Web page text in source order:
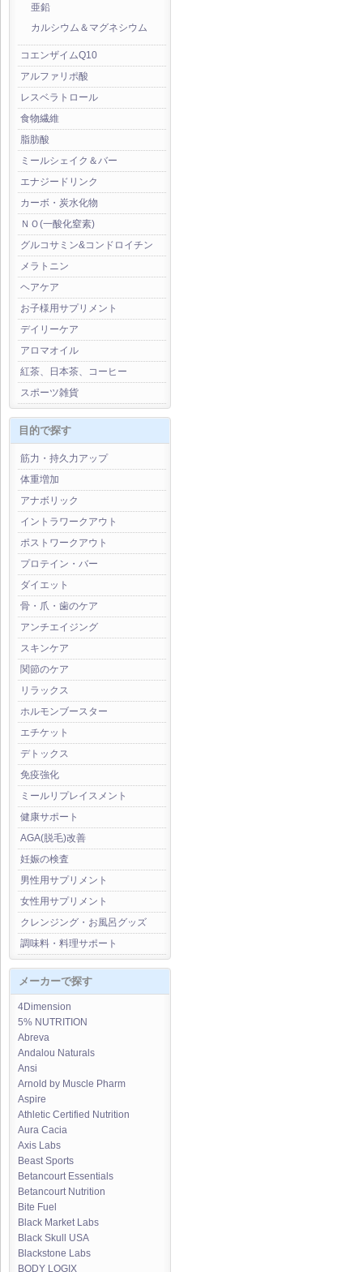
亜鉛
カルシウム＆マグネシウム
コエンザイムQ10
アルファリポ酸
レスベラトロール
食物繊維
脂肪酸
ミールシェイク＆バー
エナジードリンク
カーボ・炭水化物
ＮＯ(一酸化窒素)
グルコサミン&コンドロイチン
メラトニン
ヘアケア
お子様用サプリメント
デイリーケア
アロマオイル
紅茶、日本茶、コーヒー
スポーツ雑貨
目的で探す
筋力・持久力アップ
体重増加
アナボリック
イントラワークアウト
ポストワークアウト
プロテイン・バー
ダイエット
骨・爪・歯のケア
アンチエイジング
スキンケア
関節のケア
リラックス
ホルモンブースター
エチケット
デトックス
免疫強化
ミールリプレイスメント
健康サポート
AGA(脱毛)改善
妊娠の検査
男性用サプリメント
女性用サプリメント
クレンジング・お風呂グッズ
調味料・料理サポート
メーカーで探す
4Dimension
5% NUTRITION
Abreva
Andalou Naturals
Ansi
Arnold by Muscle Pharm
Aspire
Athletic Certified Nutrition
Aura Cacia
Axis Labs
Beast Sports
Betancourt Essentials
Betancourt Nutrition
Bite Fuel
Black Market Labs
Black Skull USA
Blackstone Labs
BODY LOGIX